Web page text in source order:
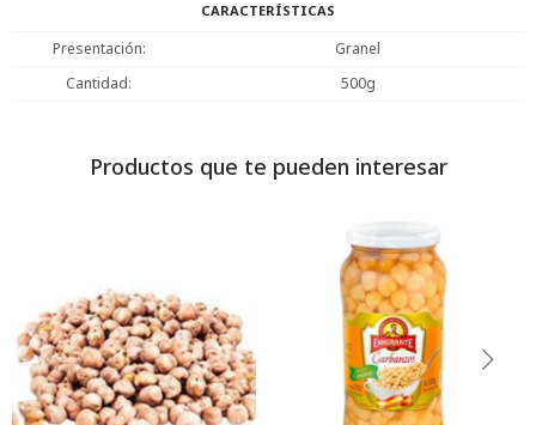
CARACTERÍSTICAS
Presentación
Granel
Cantidad
500g
Productos que te pueden interesar